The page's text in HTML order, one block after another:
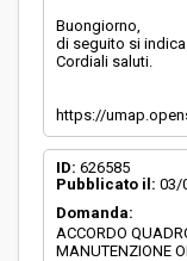
Buongiorno,
di seguito si
Cordiali saluti.
https://
ID: 626585
Pubblicato il: 03/
Domanda:
ACCORDO
MANUTENZIONE